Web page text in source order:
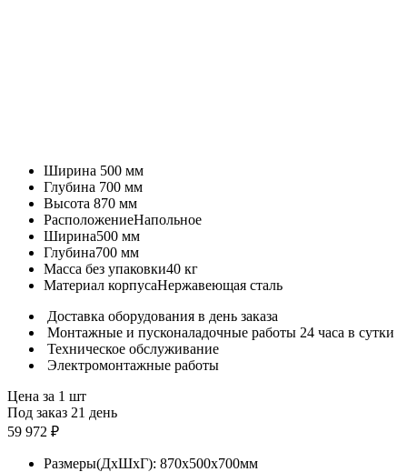
Ширина 500 мм
Глубина 700 мм
Высота 870 мм
РасположениеНапольное
Ширина500 мм
Глубина700 мм
Масса без упаковки40 кг
Материал корпусаНержавеющая сталь
Доставка оборудования в день заказа
Монтажные и пусконаладочные работы 24 часа в сутки
Техническое обслуживание
Электромонтажные работы
Цена за 1 шт
Под заказ 21 день
59 972 ₽
Размеры(ДхШхГ): 870x500x700мм